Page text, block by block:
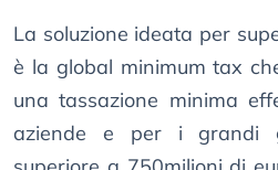
La soluzione ideata per
è la global minimum tax
una tassazione minima
aziende e per i grandi